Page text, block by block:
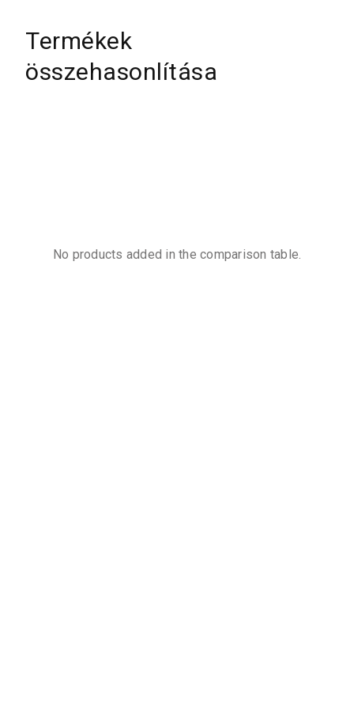
Termékek
összehasonlítása
No products added in the comparison table.